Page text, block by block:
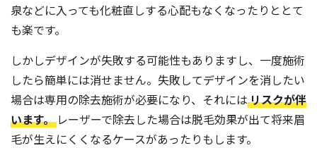
泉などに入っても化粧直しする心配もなくなったりととて
も楽です。
しかしデザインが失敗する可能性もありますし、一度施術
したら簡単には消せません。失敗してデザインを消したい
場合は専用の除去施術が必要になり、それにはリスクが伴
います。 レーザーで除去した場合は脱毛効果が出て将来眉
毛が生えにくくなるケースがあったりもします。